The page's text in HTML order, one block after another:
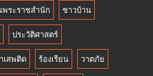
พระราชสำนัก ชาวบ้าน
ประวัติศาสตร์
เสพติด ร้องเรียน วาตภัย